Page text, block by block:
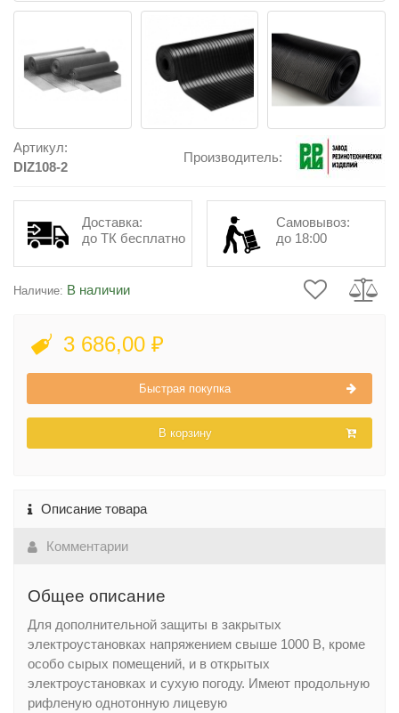
Артикул:
DIZ108-2
Производитель:
Доставка:
до ТК бесплатно
Самовывоз:
до 18:00
Наличие: В наличии
3 686,00 ₽
Быстрая покупка
В корзину
Описание товара
Комментарии
Общее описание
Для дополнительной защиты в закрытых
электроустановках напряжением свыше 1000 В, кроме
особо сырых помещений, и в открытых
электроустановках и сухую погоду. Имеют продольную
рифленую однотонную лицевую